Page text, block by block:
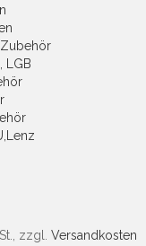
LGB
zzgl. Versandkosten